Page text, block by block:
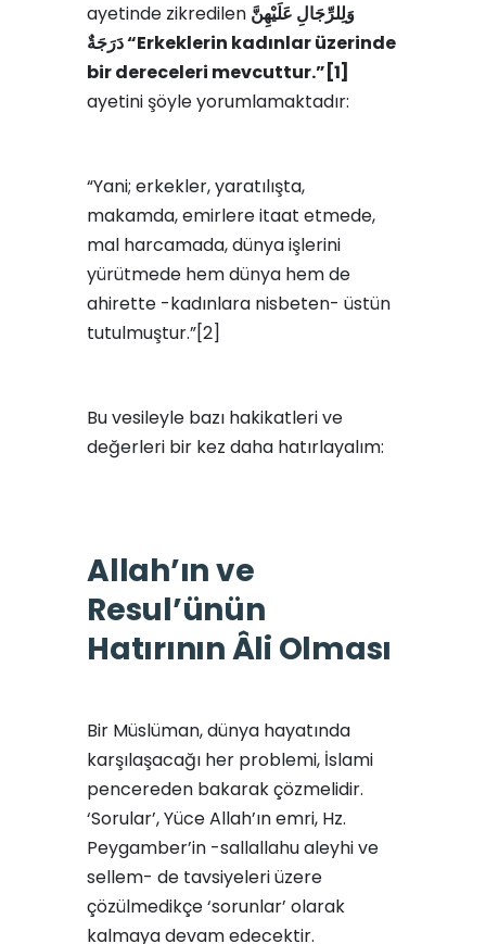
ayetinde zikredilen وَلِلرِّجَالِ عَلَيْهِنَّ
دَرَجَةٌ“Erkeklerin kadınlar üzerinde
bir dereceleri mevcuttur.” [1]
ayetini şöyle yorumlamaktadır:
“Yani; erkekler, yaratılışta,
makamda, emirlere itaat etmede,
mal harcamada, dünya işlerini
yürütmede hem dünya hem de
ahirette -kadınlara nisbeten- üstün
tutulmuştur.”[2]
Bu vesileyle bazı hakikatleri ve
değerleri bir kez daha hatırlayalım:
Allah’ın ve
Resul’ünün
Hatırının Âli Olması
Bir Müslüman, dünya hayatında
karşılaşacağı her problemi, İslami
pencereden bakarak çözmelidir.
‘Sorular’, Yüce Allah’ın emri, Hz.
Peygamber’in -sallallahu aleyhi ve
sellem- de tavsiyeleri üzere
çözülmedikçe ‘sorunlar’ olarak
kalmaya devam edecektir.